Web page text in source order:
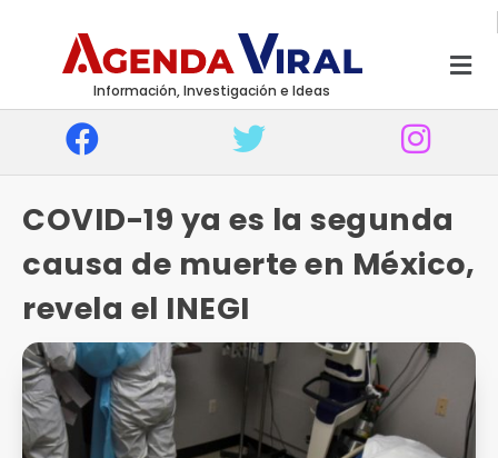
Información, Investigación e Ideas
COVID-19 ya es la segunda
causa de muerte en México,
revela el INEGI